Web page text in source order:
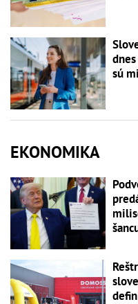
sú
EKONOMIKA